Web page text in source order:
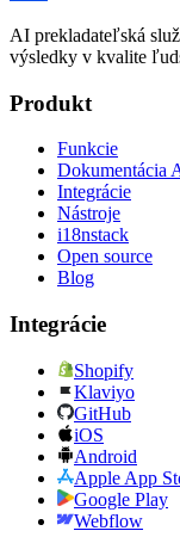
AI prekladateľská
výsledky v kvalite
Produkt
Funkcie
Dokumentácia
Integrácie
Nástroje
i18nstack
Open source
Blog
Integrácie
Shopify
Klaviyo
GitHub
iOS
Android
Apple App
Google Play
Webflow